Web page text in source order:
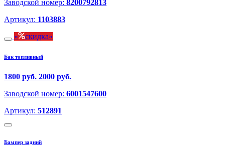
Заводской номер: 8200792813
Артикул: 1103883
скидка
Бак топливный
1800 руб. 2000 руб.
Заводской номер: 6001547600
Артикул: 512891
Бампер задний